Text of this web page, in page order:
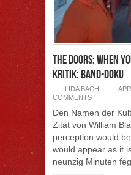
The Doors: When
Kritik: Band-Doku
LIDA BACH
COMMENTS
Den Namen der
Zitat von William
perception would
would appear as it
neunzig Minuten